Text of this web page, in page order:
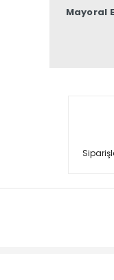
Mayoral